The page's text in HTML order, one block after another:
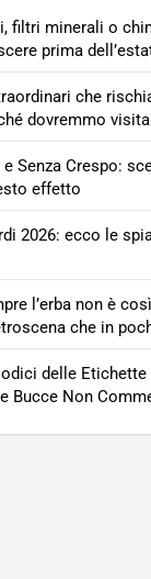
filtri minerali o
prima
che
dovremmo
Senza Crespo:
effetto
2026: ecco le
l’erba non è
che in
delle
Bucce Non